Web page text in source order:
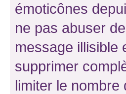
émoticônes
ne pas abuser
message illisible
supprimer
limiter le nombre